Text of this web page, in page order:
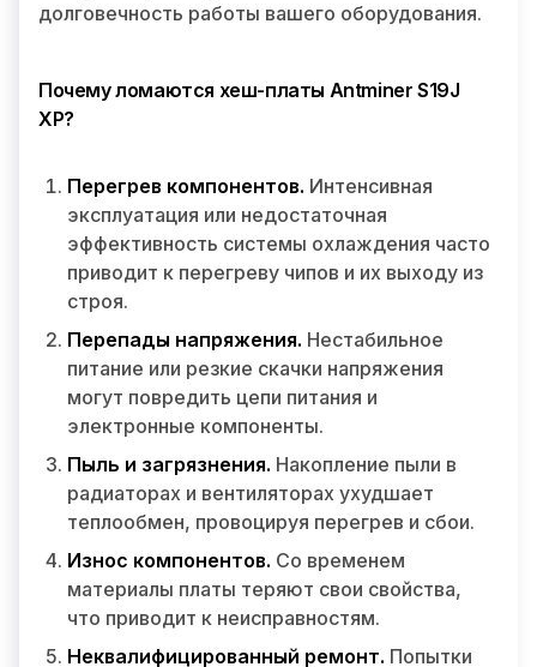
долговечность работы вашего оборудования.
Почему ломаются хеш-платы Antminer S19J
XP?
Перегрев компонентов. Интенсивная
эксплуатация или недостаточная
эффективность системы охлаждения часто
приводит к перегреву чипов и их выходу из
строя.
Перепады напряжения. Нестабильное
питание или резкие скачки напряжения
могут повредить цепи питания и
электронные компоненты.
Пыль и загрязнения. Накопление пыли в
радиаторах и вентиляторах ухудшает
теплообмен, провоцируя перегрев и сбои.
Износ компонентов. Со временем
материалы платы теряют свои свойства,
что приводит к неисправностям.
Неквалифицированный ремонт. Попытки